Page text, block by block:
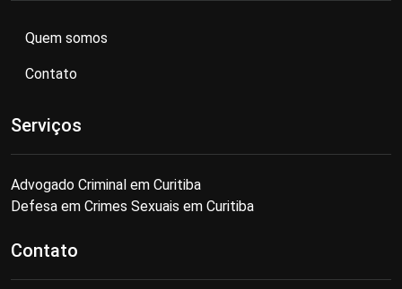
Quem somos
Contato
Serviços
Advogado Criminal em Curitiba
Defesa em Crimes Sexuais em Curitiba
Contato